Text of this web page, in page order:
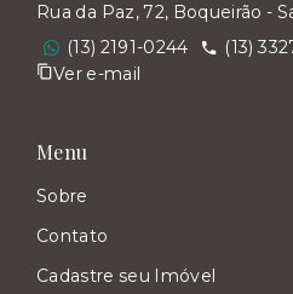
Rua da Paz, 72, Boqueirão -
(13) 2191-0244
(13)
Ver e-mail
Menu
Sobre
Contato
Cadastre seu Imóvel